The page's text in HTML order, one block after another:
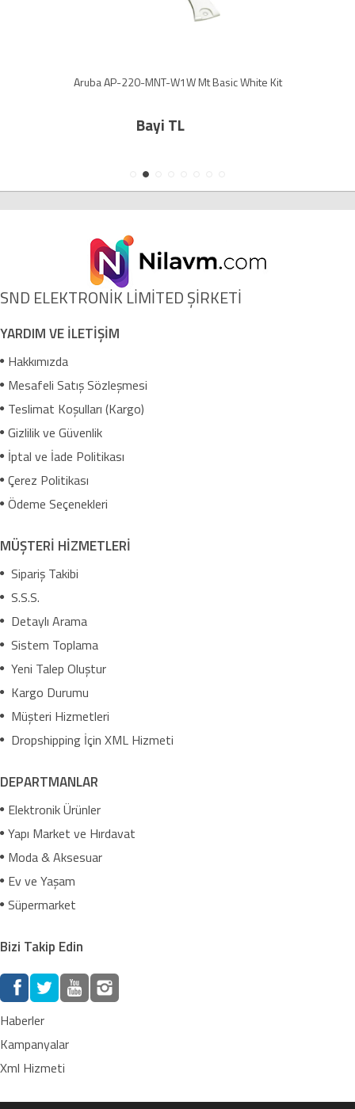
Aruba AP-220-MNT-W1W Mt Basic White Kit
Bayi TL
SND ELEKTRONİK LİMİTED ŞİRKETİ
YARDIM VE İLETİŞİM
Hakkımızda
Mesafeli Satış Sözleşmesi
Teslimat Koşulları (Kargo)
Gizlilik ve Güvenlik
İptal ve İade Politikası
Çerez Politikası
Ödeme Seçenekleri
MÜŞTERİ HİZMETLERİ
Sipariş Takibi
S.S.S.
Detaylı Arama
Sistem Toplama
Yeni Talep Oluştur
Kargo Durumu
Müşteri Hizmetleri
Dropshipping İçin XML Hizmeti
DEPARTMANLAR
Elektronik Ürünler
Yapı Market ve Hırdavat
Moda & Aksesuar
Ev ve Yaşam
Süpermarket
Bizi Takip Edin
Haberler
Kampanyalar
Xml Hizmeti